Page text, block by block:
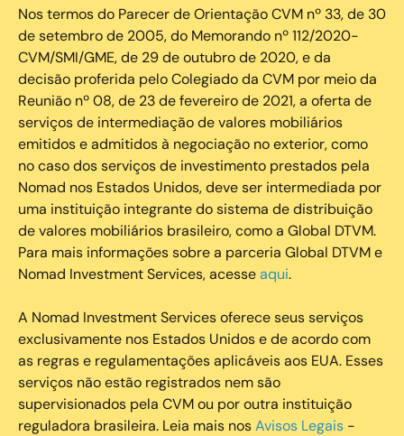
Nos termos do Parecer de Orientação CVM nº 33, de 30
de setembro de 2005, do Memorando nº 112/2020-
CVM/SMI/GME, de 29 de outubro de 2020, e da
decisão proferida pelo Colegiado da CVM por meio da
Reunião nº 08, de 23 de fevereiro de 2021, a oferta de
serviços de intermediação de valores mobiliários
emitidos e admitidos à negociação no exterior, como
no caso dos serviços de investimento prestados pela
Nomad nos Estados Unidos, deve ser intermediada por
uma instituição integrante do sistema de distribuição
de valores mobiliários brasileiro, como a Global DTVM.
Para mais informações sobre a parceria Global DTVM e
Nomad Investment Services, acesseaqui.
A Nomad Investment Services oferece seus serviços
exclusivamente nos Estados Unidos e de acordo com
as regras e regulamentações aplicáveis aos EUA. Esses
serviços não estão registrados nem são
supervisionados pela CVM ou por outra instituição
reguladora brasileira. Leia mais nosAvisos Legais -